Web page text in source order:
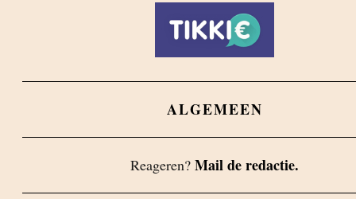
ALGEMEEN
Reageren? Mail de redactie.